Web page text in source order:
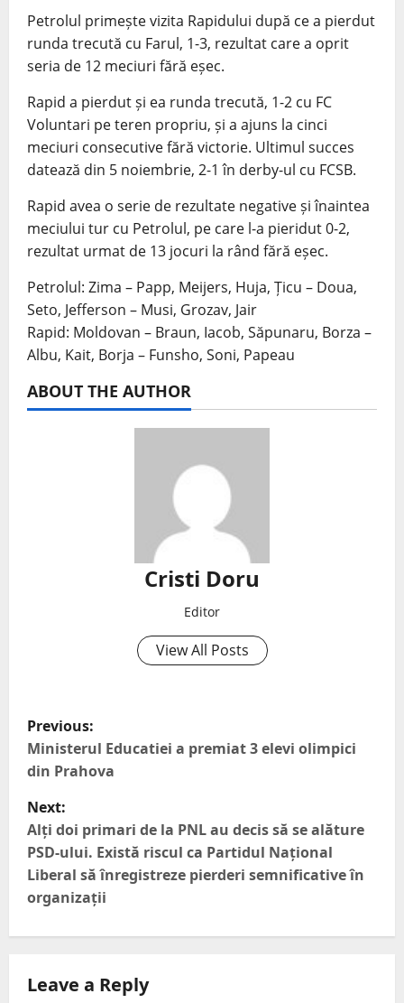
Petrolul primește vizita Rapidului după ce a pierdut
runda trecută cu Farul, 1-3, rezultat care a oprit
seria de 12 meciuri fără eșec.
Rapid a pierdut și ea runda trecută, 1-2 cu FC
Voluntari pe teren propriu, și a ajuns la cinci
meciuri consecutive fără victorie. Ultimul succes
datează din 5 noiembrie, 2-1 în derby-ul cu FCSB.
Rapid avea o serie de rezultate negative și înaintea
meciului tur cu Petrolul, pe care l-a pieridut 0-2,
rezultat urmat de 13 jocuri la rând fără eșec.
Petrolul: Zima – Papp, Meijers, Huja, Țicu – Doua,
Seto, Jefferson – Musi, Grozav, Jair
Rapid: Moldovan – Braun, Iacob, Săpunaru, Borza –
Albu, Kait, Borja – Funsho, Soni, Papeau
ABOUT THE AUTHOR
Cristi Doru
Editor
View All Posts
Previous:
Ministerul Educatiei a premiat 3 elevi olimpici
din Prahova
Next:
Alți doi primari de la PNL au decis să se alăture
PSD-ului. Există riscul ca Partidul Național
Liberal să înregistreze pierderi semnificative în
organizații
Leave a Reply